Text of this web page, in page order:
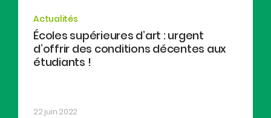
Actualités
Écoles supérieures d’art : urgent
d’offrir des conditions décentes aux
étudiants !
22 juin 2022